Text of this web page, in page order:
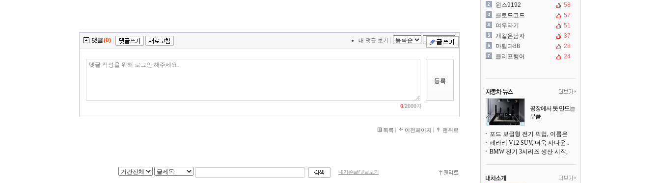
댓글(0) 내 댓글 보기
0/2000자
목록 이전페이지 맨위로
내가쓴글/댓글보기
윈스9192
58
클로드코드
57
여우타기
51
개같은남자
37
마틸다88
28
클리프행어
24
공장에서 못 만드는
부품
어낸다
페라리 V12 SUV, 더욱 사나운 얼굴로 돌아온다